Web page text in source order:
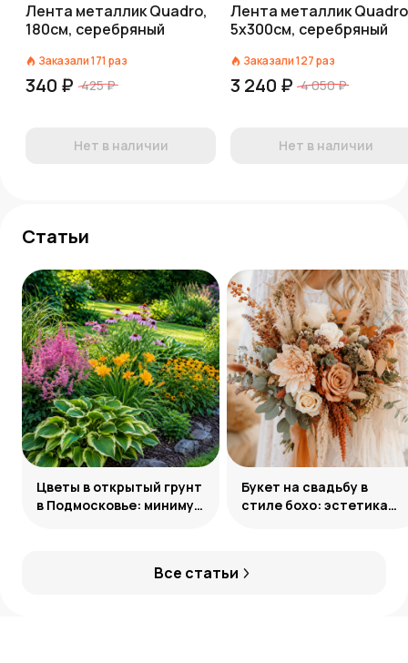
Лента металлик Quadro,
180см, серебряный
Заказали171 раз
340 ₽ 425 ₽
Нет в наличии
Лента металлик Quadro
5х300см, серебряный
Заказали127раз
3 240 ₽ 4 050 ₽
Нет в наличии
Статьи
Все статьи
Цветы в открытый грунт
в Подмосковье: минимум
Букет на свадьбу в
стиле бохо: эстетика